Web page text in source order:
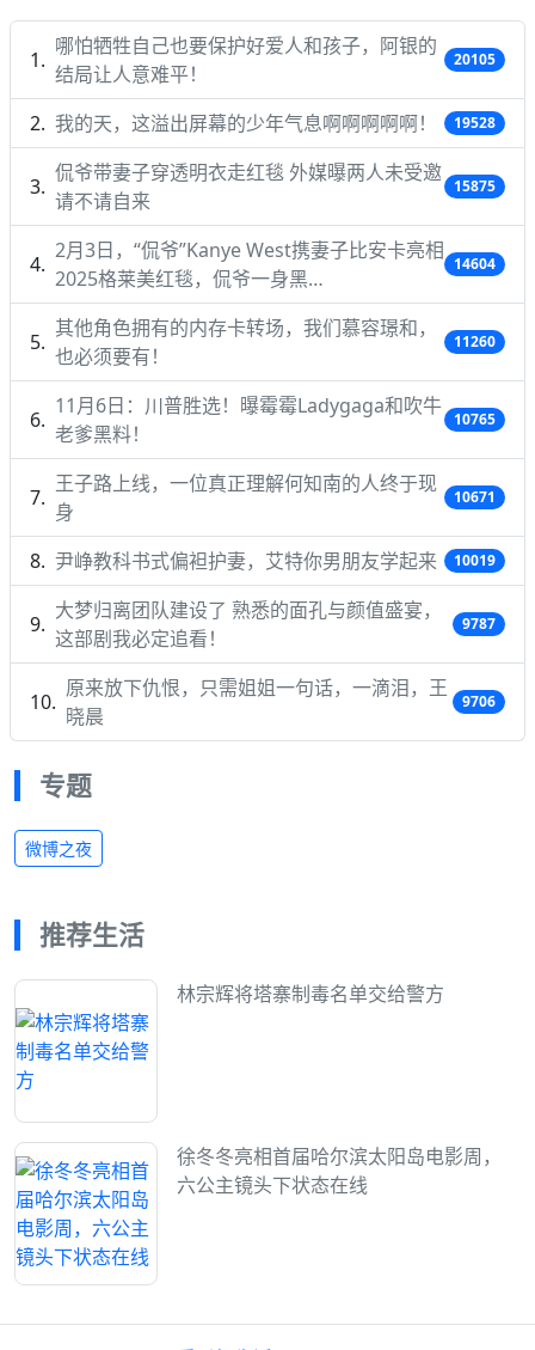
哪怕牺牲自己也要保护好爱人和孩子，阿银的
结局让人意难平！
20105
我的天，这溢出屏幕的少年气息啊啊啊啊啊！ 19528
侃爷带妻子穿透明衣走红毯 外媒曝两人未受邀
请不请自来
15875
2月3日，“侃爷”Kanye West携妻子比安卡亮相
2025格莱美红毯，侃爷一身黑…
14604
其他角色拥有的内存卡转场，我们慕容璟和，
也必须要有！
11260
11月6日：川普胜选！曝霉霉Ladygaga和吹牛
老爹黑料！
10765
王子路上线，一位真正理解何知南的人终于现
身
10671
尹峥教科书式偏袒护妻，艾特你男朋友学起来 10019
大梦归离团队建设了 熟悉的面孔与颜值盛宴，
这部剧我必定追看！
9787
原来放下仇恨，只需姐姐一句话，一滴泪，王
晓晨
9706
专题
微博之夜
推荐生活
林宗辉将塔寨制毒名单交给警方
徐冬冬亮相首届哈尔滨太阳岛电影周，
六公主镜头下状态在线